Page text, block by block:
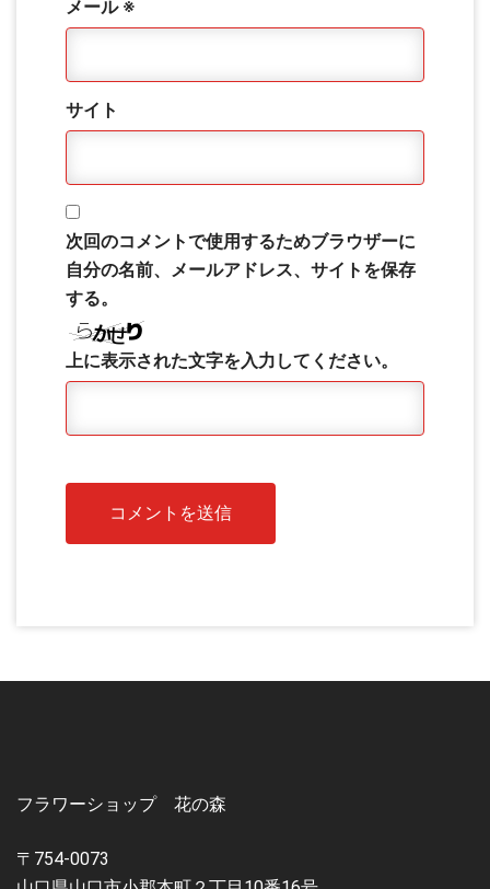
メール ※
サイト
次回のコメントで使用するためブラウザーに
自分の名前、メールアドレス、サイトを保存
する。
上に表示された文字を入力してください。
フラワーショップ 花の森
〒754-0073